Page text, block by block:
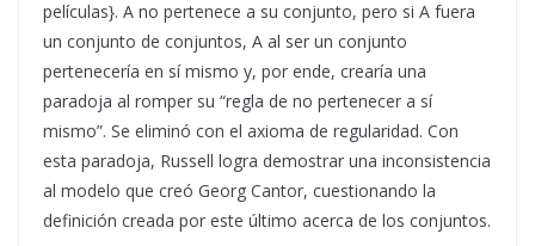
películas}. A no pertenece a su conjunto, pero si A fuera
un conjunto de conjuntos, A al ser un conjunto
pertenecería en sí mismo y, por ende, crearía una
paradoja al romper su “regla de no pertenecer a sí
mismo”. Se eliminó con el axioma de regularidad. Con
esta paradoja, Russell logra demostrar una inconsistencia
al modelo que creó Georg Cantor, cuestionando la
definición creada por este último acerca de los conjuntos.